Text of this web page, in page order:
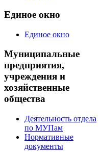
Единое окно
Единое окно
Муниципальные
предприятия,
учреждения и
хозяйственные
общества
Деятельность отдела
по МУПам
Нормативные
документы